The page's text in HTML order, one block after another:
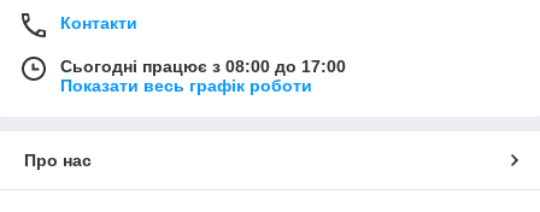
Контакти
Сьогодні працює з 08:00 до 17:00
Показати весь графік роботи
Про нас